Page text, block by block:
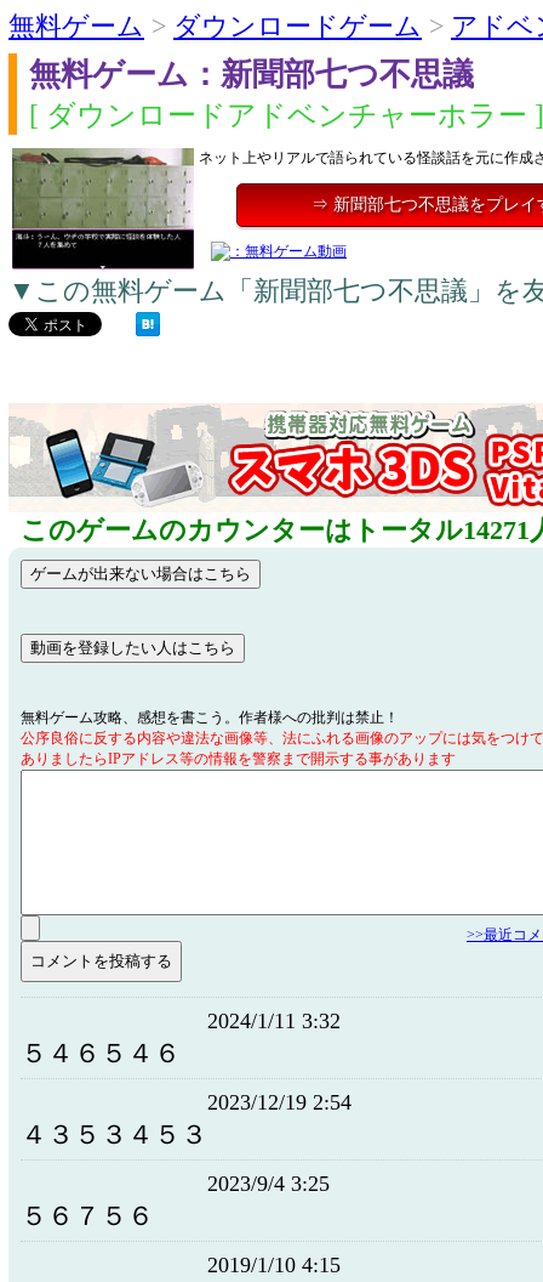
無料ゲーム > ダウンロードゲーム > アドベ
無料ゲーム：新聞部七つ不思議
[ ダウンロードアドベンチャーホラー ]
ネット上やリアルで語られている怪談話を元に作成
⇒ 新聞部七つ不思議をプレイ
▼この無料ゲーム「新聞部七つ不思議」を
このゲームのカウンターはトータル14271
無料ゲーム攻略、感想を書こう。作者様への批判は禁止！
公序良俗に反する内容や違法な画像等、法にふれる画像のアップには気をつけ
ありましたらIPアドレス等の情報を警察まで開示する事があります
>>最近コ
2024/1/11 3:32
５４６５４６
2023/12/19 2:54
４３５３４５３
2023/9/4 3:25
５６７５６
2019/1/10 4:15